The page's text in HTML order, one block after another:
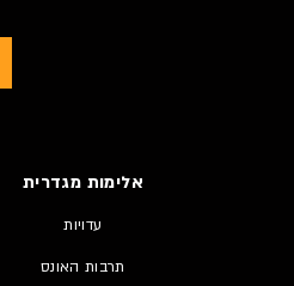
אלימות מגדרית
עדויות
תרבות האונס